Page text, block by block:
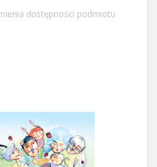
dostępności podmiotu